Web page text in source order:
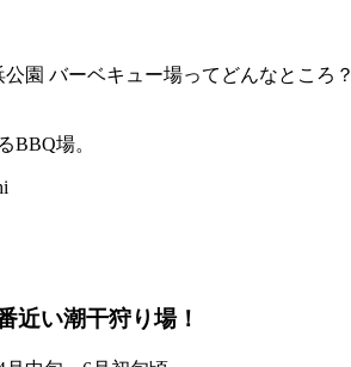
園 バーベキュー場ってどんなところ？
BBQ場。
近い潮干狩り場！